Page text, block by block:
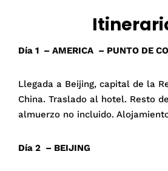
Día 1 – AMERICA – PUNTO DE
Llegada a Beijing, capital de la
China. Traslado al hotel. Resto
almuerzo no incluido.
Día 2 – BEIJING